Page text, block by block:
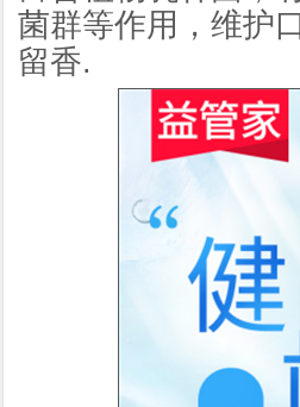
菌群等作用，维护
留香.